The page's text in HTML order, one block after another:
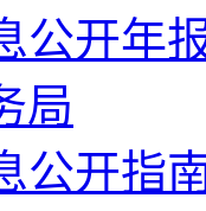
公开年
局
公开指